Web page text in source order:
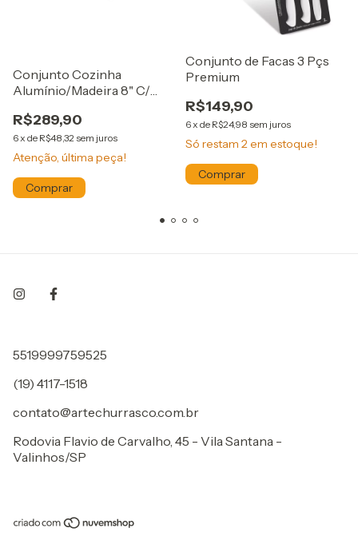
Conjunto Cozinha
Alumínio/Madeira 8" C/
R$289,90
6 x de R$48,32 sem juros
Atenção, última peça!
Conjunto de Facas 3 Pçs
Premium
R$149,90
6 x de R$24,98 sem juros
Só restam 2em estoque!
5519999759525
(19) 4117-1518
contato@artechurrasco.com.br
Rodovia Flavio de Carvalho, 45 - Vila Santana -
Valinhos/SP